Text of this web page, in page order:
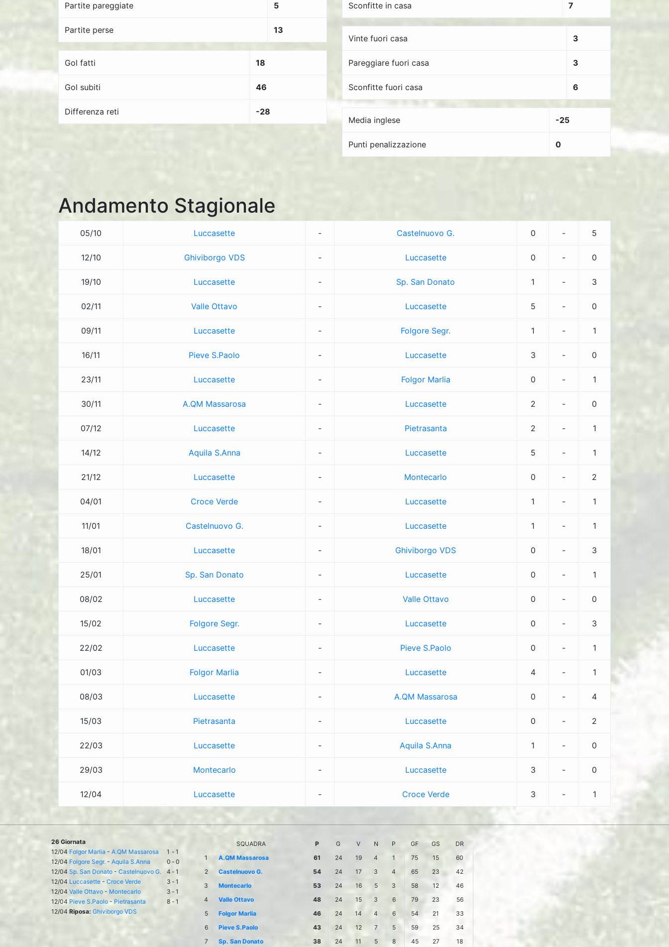
Partite pareggiate 5
Partite perse 13
Gol fatti 18
Gol subiti 46
Differenza reti -28
Sconfitte in casa 7
Vinte fuori casa 3
Pareggiare fuori casa 3
Sconfitte fuori casa 6
Media inglese -25
Punti penalizzazione 0
Andamento Stagionale
05/10 Luccasette - Castelnuovo G. 0 - 5
12/10 Ghiviborgo VDS - Luccasette 0 - 0
19/10 Luccasette - Sp. San Donato 1 - 3
02/11 Valle Ottavo - Luccasette 5 - 0
09/11 Luccasette - Folgore Segr. 1 - 1
16/11 Pieve S.Paolo - Luccasette 3 - 0
23/11 Luccasette - Folgor Marlia 0 - 1
30/11 A.QM Massarosa - Luccasette 2 - 0
07/12 Luccasette - Pietrasanta 2 - 1
14/12 Aquila S.Anna - Luccasette 5 - 1
21/12 Luccasette - Montecarlo 0 - 2
04/01 Croce Verde - Luccasette 1 - 1
11/01 Castelnuovo G. - Luccasette 1 - 1
18/01 Luccasette - Ghiviborgo VDS 0 - 3
25/01 Sp. San Donato - Luccasette 0 - 1
08/02 Luccasette - Valle Ottavo 0 - 0
15/02 Folgore Segr. - Luccasette 0 - 3
22/02 Luccasette - Pieve S.Paolo 0 - 1
01/03 Folgor Marlia - Luccasette 4 - 1
08/03 Luccasette - A.QM Massarosa 0 - 4
15/03 Pietrasanta - Luccasette 0 - 2
22/03 Luccasette - Aquila S.Anna 1 - 0
29/03 Montecarlo - Luccasette 3 - 0
12/04 Luccasette - Croce Verde 3 - 1
26 Giornata
12/04 Folgor Marlia - A.QM Massarosa 1 - 1
12/04 Folgore Segr. - Aquila S.Anna 0 - 0
12/04 Sp. San Donato - Castelnuovo G. 4 - 1
12/04 Luccasette - Croce Verde 3 - 1
12/04 Valle Ottavo - Montecarlo 3 - 1
12/04 Pieve S.Paolo - Pietrasanta 8 - 1
12/04 Riposa: Ghiviborgo VDS
SQUADRA P G V N P GF GS
DR
1
A.QM Massarosa 61 24 19 4 1 75 15
60
2
Castelnuovo G. 54 24 17 3 4 65 23
42
3
Montecarlo 53 24 16 5 3 58 12
46
4
Valle Ottavo 48 24 15 3 6 79 23
56
5
Folgor Marlia 46 24 14 4 6 54 21
33
6
Pieve S.Paolo 43 24 12 7 5 59 25
34
7
Sp. San Donato 38 24 11 5 8 45 27 18